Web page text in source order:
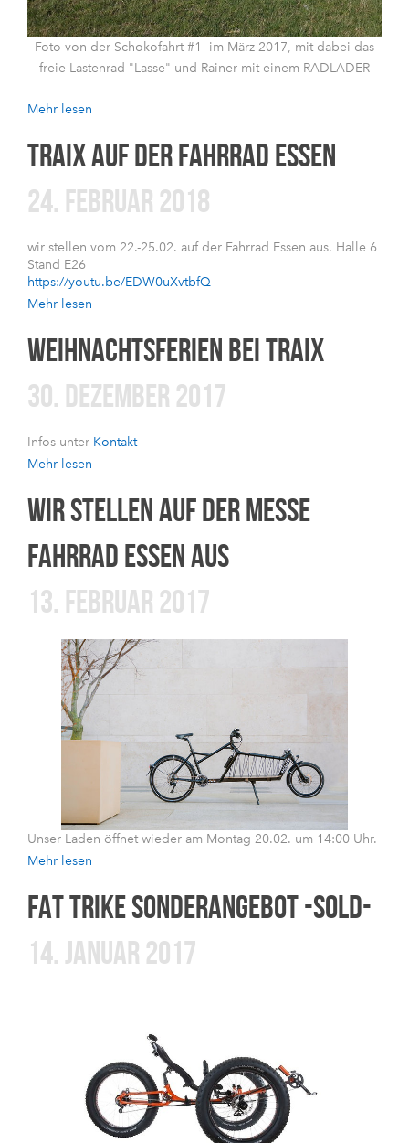
Foto von der Schokofahrt #1 im März 2017, mit dabei das
freie Lastenrad "Lasse" und Rainer mit einem RADLADER
Mehr lesen
TRAIX AUF DER FAHRRAD ESSEN
24. FEBRUAR 2018
wir stellen vom 22.-25.02. auf der Fahrrad Essen aus. Halle 6
Stand E26
https://youtu.be/EDW0uXvtbfQ
Mehr lesen
WEIHNACHTSFERIEN BEI TRAIX
30. DEZEMBER 2017
Infos unter Kontakt
Mehr lesen
WIR STELLEN AUF DER MESSE
FAHRRAD ESSEN AUS
13. FEBRUAR 2017
Unser Laden öffnet wieder am Montag 20.02. um 14:00 Uhr.
Mehr lesen
FAT TRIKE SONDERANGEBOT -SOLD-
14. JANUAR 2017